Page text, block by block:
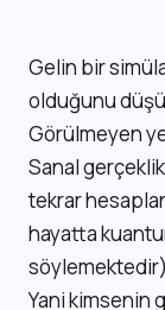
Gelin bir
olduğunu
Görülmeyen
Sanal
tekrar
hayatta
söylemektedir)
Yani kimsenin